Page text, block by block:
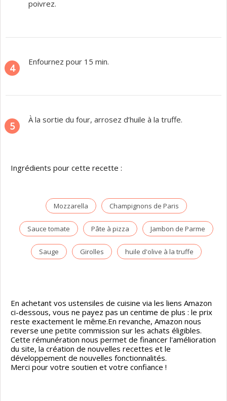
poivrez.
4
Enfournez pour 15 min.
5
À la sortie du four, arrosez d’huile à la truffe.
Ingrédients pour cette recette :
Mozzarella Champignons de Paris
Sauce tomate Pâte à pizza Jambon de Parme
Sauge Girolles huile d'olive à la truffe
En achetant vos ustensiles de cuisine via les liens Amazon
ci-dessous, vous ne payez pas un centime de plus : le prix
reste exactement le même.En revanche, Amazon nous
reverse une petite commission sur les achats éligibles.
Cette rémunération nous permet de financer l'amélioration
du site, la création de nouvelles recettes et le
développement de nouvelles fonctionnalités.
Merci pour votre soutien et votre confiance !